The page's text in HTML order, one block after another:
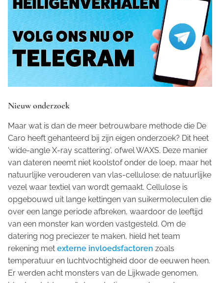
Nieuw onderzoek
Maar wat is dan de meer betrouwbare methode die De
Caro heeft gehanteerd bij zijn eigen onderzoek? Dit heet
'wide-angle X-ray scattering', ofwel WAXS. Deze manier
van dateren neemt niet koolstof onder de loep, maar het
natuurlijke verouderen van vlas-cellulose: de natuurlijke
vezel waar textiel van wordt gemaakt. Cellulose is
opgebouwd uit lange kettingen van suikermoleculen die
over een lange periode afbreken, waardoor de leeftijd
van een monster kan worden vastgesteld. Om de
datering nog preciezer te maken, hield het team
rekening met externe invloedsfactoren zoals
temperatuur en luchtvochtigheid door de eeuwen heen.
Er werden acht monsters van de Lijkwade genomen,